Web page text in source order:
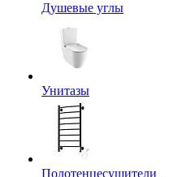
Душевые углы
Унитазы
Полотенцесушители